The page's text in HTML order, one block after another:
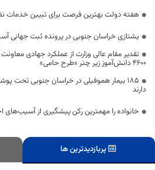
هفته دولت بهترین فرصت برای تبیین خدمات
یشتازی خراسان جنوبی در پرونده ثبت جهانی
تقدیر مقام عالی وزارت از عملکرد جهادی
۴۶۰۰ دانش‌آموز زیر چتر «طرح حامی»
۱۸۵ بیمار هموفیلی در خراسان جنوبی
دارند
خانواده را مهمترین رکن پیشگیری از آسیب‌های
پربازدیدترین ها